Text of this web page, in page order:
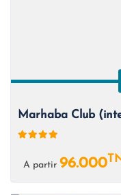
Marhaba Club
A partir 96.000